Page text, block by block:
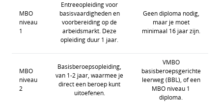
MBO
niveau
1
Entreeopleiding voor
basisvaardigheden en
voorbereiding op de
arbeidsmarkt. Deze
opleiding duur 1 jaar.
Geen diploma nodig,
maar je moet
minimaal 16 jaar zijn.
MBO
niveau
2
Basisberoepsopleiding,
van 1-2 jaar, waarmee je
direct een beroep kunt
uitoefenen.
VMBO
basisberoepsgerichte
leerweg (BBL), of een
MBO niveau 1
diploma.